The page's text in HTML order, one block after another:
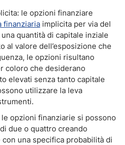
le opzioni finanziare
finanziaria implicita per via del
quantità di capitale inziale
al valore dell’esposizione che
le opzioni risultano
coloro che desiderano
elevati senza tanto capitale
utilizzare la leva
opzioni finanziarie si possono
due o quattro creando
una specifica probabilità di